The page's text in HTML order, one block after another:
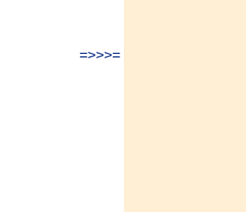
=>>>=